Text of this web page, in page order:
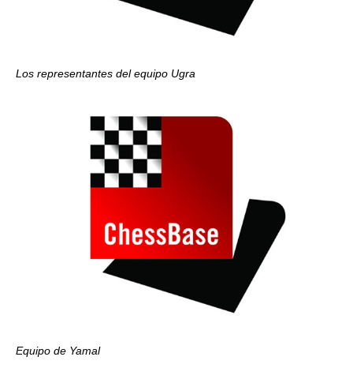
Los representantes del equipo Ugra
Equipo de Yamal